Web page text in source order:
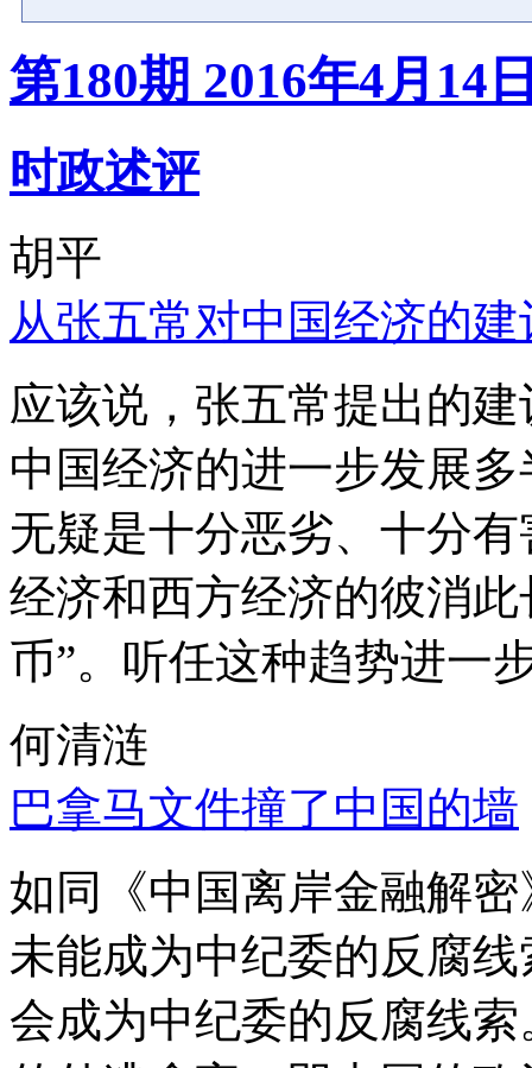
第180期 2016年4月14
时政述评
胡平
从张五常对中国经济的
应该说，张五常提出的
中国经济的进一步发展
无疑是十分恶劣、十分
经济和西方经济的彼消
币”。听任这种趋势进一
何清涟
巴拿马文件撞了中国的墙
如同《中国离岸金融解
未能成为中纪委的反腐
会成为中纪委的反腐线